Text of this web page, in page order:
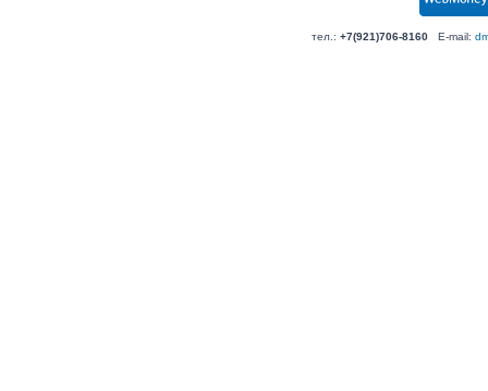
тел.: +7(921)706-8160E-mail: